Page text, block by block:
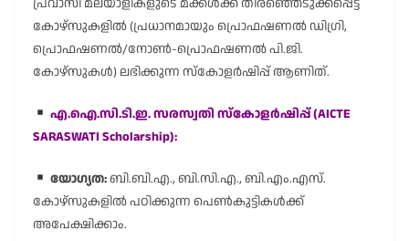
കോഴ്സുകളിൽ (പ്രധാനമായും പ്രൊഫഷണൽ ഡിഗ്രി,
പ്രൊഫഷണൽ/നോൺ-പ്രൊഫഷണൽ പി.ജി.
കോഴ്സുകൾ) ലഭിക്കുന്ന സ്കോളർഷിപ്പ് ആണിത്.
എ.ഐ.സി.ടി.ഇ. സരസ്വതി സ്കോളർഷിപ്പ് (AICTE
SARASWATI Scholarship):
യോഗ്യത:ബി.ബി.എ., ബി.സി.എ., ബി.എം.എസ്.
കോഴ്സുകളിൽ പഠിക്കുന്ന പെൺകുട്ടികൾക്ക്
അപേക്ഷിക്കാം.